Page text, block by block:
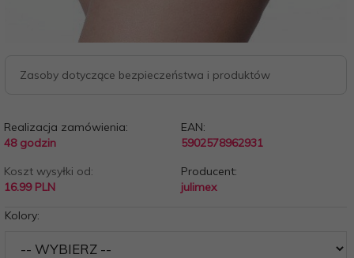
Zasoby dotyczące bezpieczeństwa i produktów
Realizacja zamówienia:
48 godzin
EAN:
5902578962931
Koszt wysyłki od:
16.99 PLN
Producent:
julimex
Kolory: